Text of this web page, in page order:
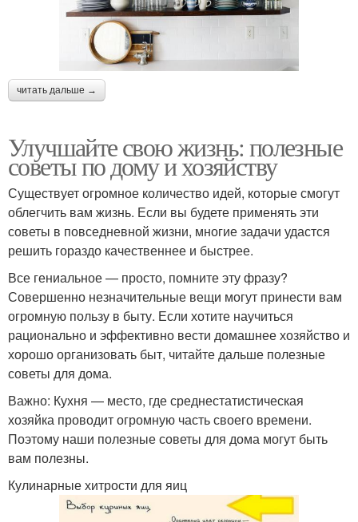
читать дальше →
Улучшайте свою жизнь: полезные
советы по дому и хозяйству
Существует огромное количество идей, которые смогут
облегчить вам жизнь. Если вы будете применять эти
советы в повседневной жизни, многие задачи удастся
решить гораздо качественнее и быстрее.
Все гениальное — просто, помните эту фразу?
Совершенно незначительные вещи могут принести вам
огромную пользу в быту. Если хотите научиться
рационально и эффективно вести домашнее хозяйство и
хорошо организовать быт, читайте дальше полезные
советы для дома.
Важно: Кухня — место, где среднестатистическая
хозяйка проводит огромную часть своего времени.
Поэтому наши полезные советы для дома могут быть
вам полезны.
Кулинарные хитрости для яиц